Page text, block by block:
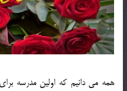
همه مي دانيم كه اولين مدرسه